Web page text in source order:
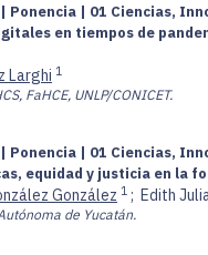
Ponencia | 01 Ciencias,
en tiempos de
Larghi 1
FaHCE, UNLP/CONICET.
Ponencia | 01 Ciencias,
equidad y justicia en la
González 1 ; Edith
de Yucatán.